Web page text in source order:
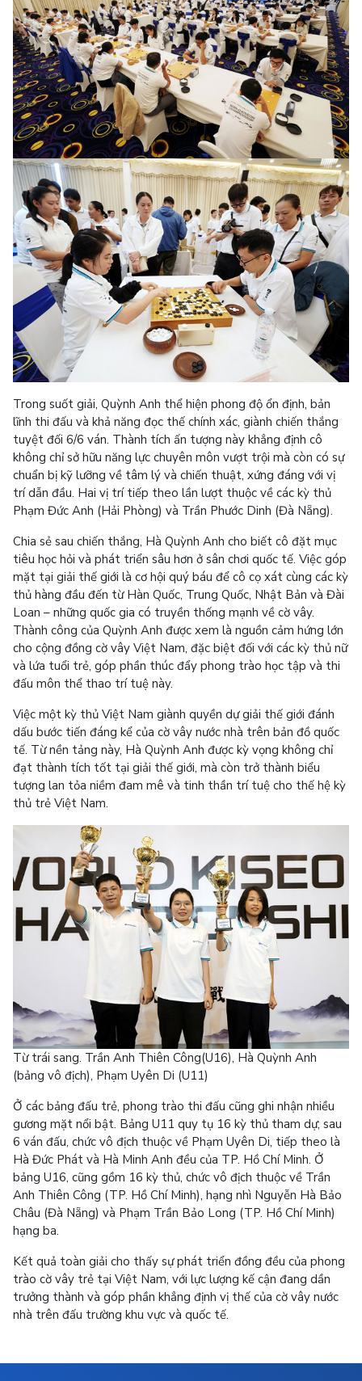
Trong suốt giải, Quỳnh Anh thể hiện phong độ ổn định, bản
lĩnh thi đấu và khả năng đọc thế chính xác, giành chiến thắng
tuyệt đối 6/6 ván. Thành tích ấn tượng này khẳng định cô
không chỉ sở hữu năng lực chuyên môn vượt trội mà còn có sự
chuẩn bị kỹ lưỡng về tâm lý và chiến thuật, xứng đáng với vị
trí dẫn đầu. Hai vị trí tiếp theo lần lượt thuộc về các kỳ thủ
Phạm Đức Anh (Hải Phòng) và Trần Phước Dinh (Đà Nẵng).
Chia sẻ sau chiến thắng, Hà Quỳnh Anh cho biết cô đặt mục
tiêu học hỏi và phát triển sâu hơn ở sân chơi quốc tế. Việc góp
mặt tại giải thế giới là cơ hội quý báu để cô cọ xát cùng các kỳ
thủ hàng đầu đến từ Hàn Quốc, Trung Quốc, Nhật Bản và Đài
Loan – những quốc gia có truyền thống mạnh về cờ vây.
Thành công của Quỳnh Anh được xem là nguồn cảm hứng lớn
cho cộng đồng cờ vây Việt Nam, đặc biệt đối với các kỳ thủ nữ
và lứa tuổi trẻ, góp phần thúc đẩy phong trào học tập và thi
đấu môn thể thao trí tuệ này.
Việc một kỳ thủ Việt Nam giành quyền dự giải thế giới đánh
dấu bước tiến đáng kể của cờ vây nước nhà trên bản đồ quốc
tế. Từ nền tảng này, Hà Quỳnh Anh được kỳ vọng không chỉ
đạt thành tích tốt tại giải thế giới, mà còn trở thành biểu
tượng lan tỏa niềm đam mê và tinh thần trí tuệ cho thế hệ kỳ
thủ trẻ Việt Nam.
Từ trái sang. Trần Anh Thiên Công(U16), Hà Quỳnh Anh
(bảng vô địch), Phạm Uyên Di (U11)
Ở các bảng đấu trẻ, phong trào thi đấu cũng ghi nhận nhiều
gương mặt nổi bật. Bảng U11 quy tụ 16 kỳ thủ tham dự; sau
6 ván đấu, chức vô địch thuộc về Phạm Uyên Di, tiếp theo là
Hà Đức Phát và Hà Minh Anh đều của TP. Hồ Chí Minh. Ở
bảng U16, cũng gồm 16 kỳ thủ, chức vô địch thuộc về Trần
Anh Thiên Công (TP. Hồ Chí Minh), hạng nhì Nguyễn Hà Bảo
Châu (Đà Nẵng) và Phạm Trần Bảo Long (TP. Hồ Chí Minh)
hạng ba.
Kết quả toàn giải cho thấy sự phát triển đồng đều của phong
trào cờ vây trẻ tại Việt Nam, với lực lượng kế cận đang dần
trưởng thành và góp phần khẳng định vị thế của cờ vây nước
nhà trên đấu trường khu vực và quốc tế.